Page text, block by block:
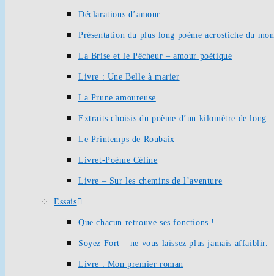
Déclarations d’amour
Présentation du plus long poème acrostiche du
La Brise et le Pêcheur – amour poétique
Livre : Une Belle à marier
La Prune amoureuse
Extraits choisis du poème d’un kilomètre de long
Le Printemps de Roubaix
Livret-Poème Céline
Livre – Sur les chemins de l’aventure
Essais
Que chacun retrouve ses fonctions !
Soyez Fort – ne vous laissez plus jamais affaiblir.
Livre : Mon premier roman